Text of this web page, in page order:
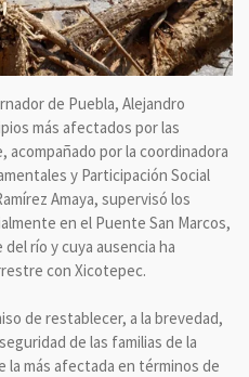
de Puebla, Alejandro
más afectados por las
acompañado por la coordinadora
y Participación Social
Amaya, supervisó los
en el Puente San Marcos,
río y cuya ausencia ha
con Xicotepec.
de restablecer, a la brevedad,
de las familias de la
la más afectada en términos de